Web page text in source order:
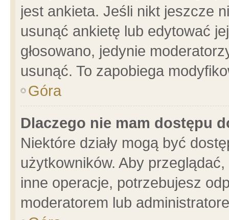
jest ankieta. Jeśli nikt jeszcze
usunąć ankietę lub edytować
głosowano, jedynie
usunąć. To zapobiega
Góra
Dlaczego nie mam dostępu
Niektóre działy mogą być
użytkowników. Aby
inne operacje, potrzebujesz
moderatorem lub